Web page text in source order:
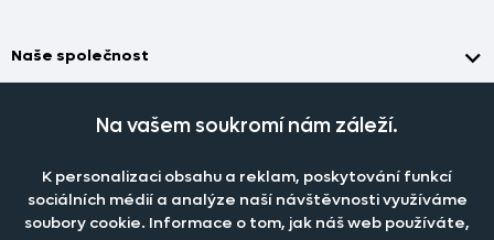
Staňte se členem klubu Dante.cz
Naše společnost
Obchodní podmínky
Jak změřit okno pro nákup záclon?
Jak objednat záclony a závěsy na dante.cz?
Jak prát záclony a závěsy?
Pobočka a výdej objednávek otevřenapo-pá 7.30 - 16.00
PRODEJNÍ ODDĚLENÍ - TELEFONICKY
po-pá 7:30 - 16:00
Na vašem soukromí nám záleží.
K personalizaci obsahu a reklam, poskytování funkcí
sociálních médií a analýze naší návštěvnosti využíváme
soubory cookie. Informace o tom, jak náš web používáte,